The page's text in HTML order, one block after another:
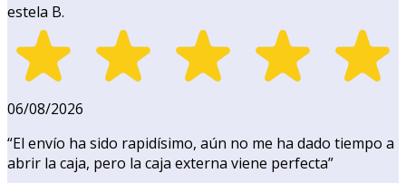
estela B.
06/08/2026
“El envío ha sido rapidísimo, aún no me ha dado tiempo a
abrir la caja, pero la caja externa viene perfecta”